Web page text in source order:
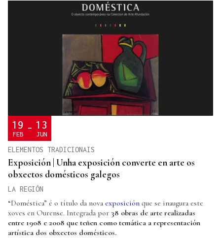
19
FEB - 13
JUN
ELEMENTOS TRADICIONAIS
Exposición | Unha exposición converte en arte os
obxectos domésticos galegos
LA REGIÓN
“Doméstica” é o título da nova exposición que se inaugura este
xoves en Ourense. Integrada por 38 obras de arte realizadas
entre 1908 e 2008 que teñen como temática a representación
artística dos obxectos domésticos.